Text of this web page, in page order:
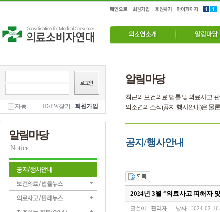
자동 ID/PW찾기 회원가입
알림마당
Notice
알림마당
최근의 보건의료·법률 및 의료사고·
의소연의 소식(공지·행사안내)은 물
공지/행사안내
2024년 3월 “의료사고 피해자
글쓴이 : 관리자 날짜 : 2024-02-16